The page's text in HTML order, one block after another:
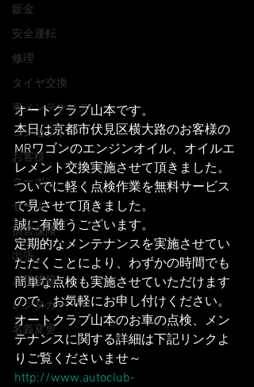
鈑金
安全運転
修理
タイヤ交換
車メンテナンス
コンセプト
お客様
クーポン
セール
損害保険
出張
お得情報
レンタカー
名義変更
オートクラブ山本です。
本日は京都市伏見区横大路のお客様の
MRワゴンのエンジンオイル、オイルエ
レメント交換実施させて頂きました。
ついでに軽く点検作業を無料サービス
で見させて頂きました。
誠に有難うございます。
定期的なメンテナンスを実施させてい
ただくことにより、わずかの時間でも
簡単な点検も実施させていただけます
ので、お気軽にお申し付けください。
オートクラブ山本のお車の点検、メン
テナンスに関する詳細は下記リンクよ
りご覧くださいませ～
http://www.autoclub-